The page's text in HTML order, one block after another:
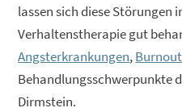
lassen sich diese Störungen
Verhaltenstherapie gut
Angsterkrankungen,Burnout
Behandlungsschwerpunkte
Dirmstein.